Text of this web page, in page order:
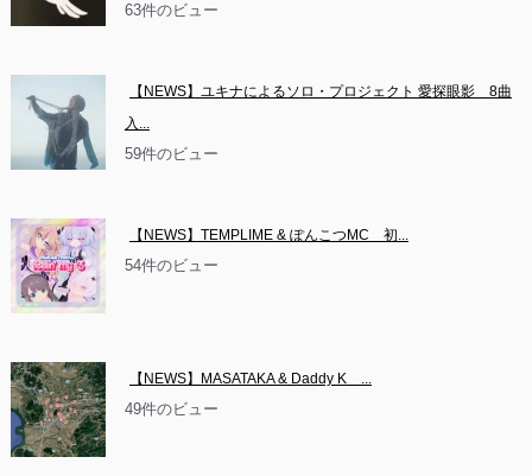
63件のビュー
【NEWS】ユキナによるソロ・プロジェクト 愛探眼影　8曲
入...
59件のビュー
【NEWS】TEMPLIME & ぽんこつMC　初...
54件のビュー
【NEWS】MASATAKA & Daddy K　...
49件のビュー